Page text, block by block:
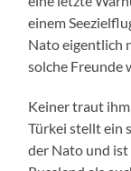
einem
Nato eigentlich
solche Freunde
Keiner traut
Türkei stellt ein
der Nato und